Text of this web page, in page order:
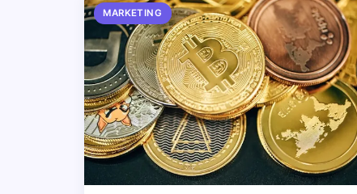
MARKETING